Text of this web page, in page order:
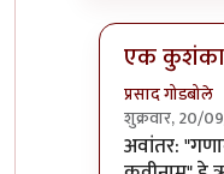
एक कुशंका
प्रसाद गोडबोले
शुक्रवार, 20/
In reply to
अवांतर: